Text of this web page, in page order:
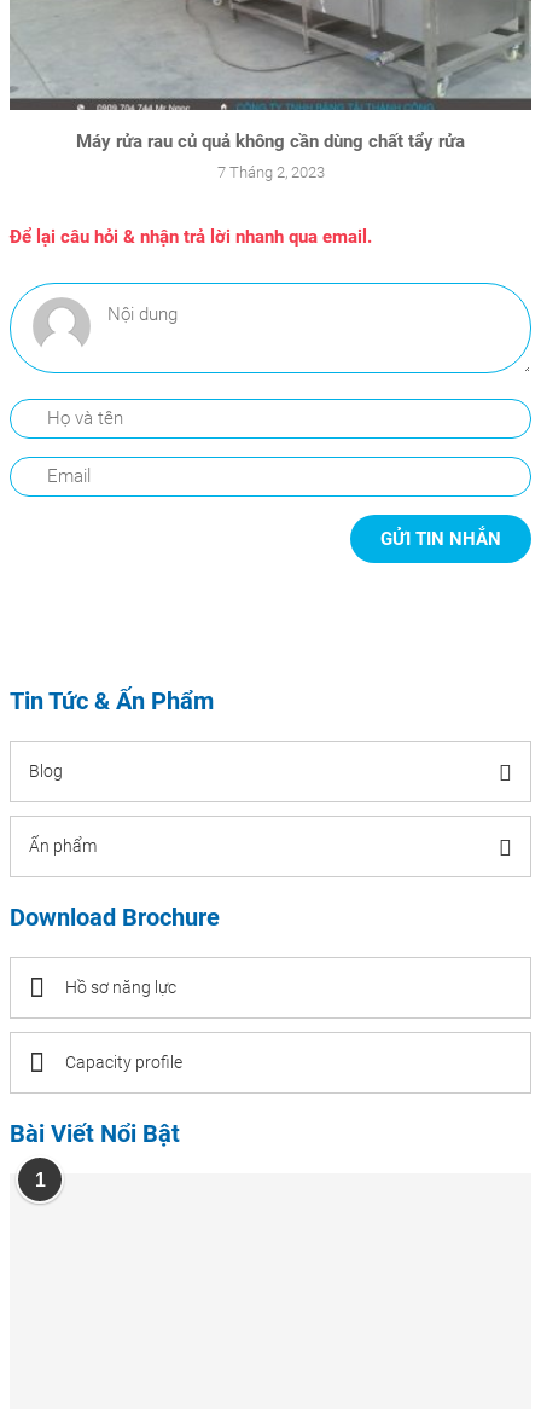
Máy rửa rau củ quả không cần dùng chất tẩy rửa
7 Tháng 2, 2023
Để lại câu hỏi & nhận trả lời nhanh qua email.
Tin Tức & Ấn Phẩm
Blog
Ấn phẩm
Download Brochure
Hồ sơ năng lực
Capacity profile
Bài Viết Nổi Bật
1